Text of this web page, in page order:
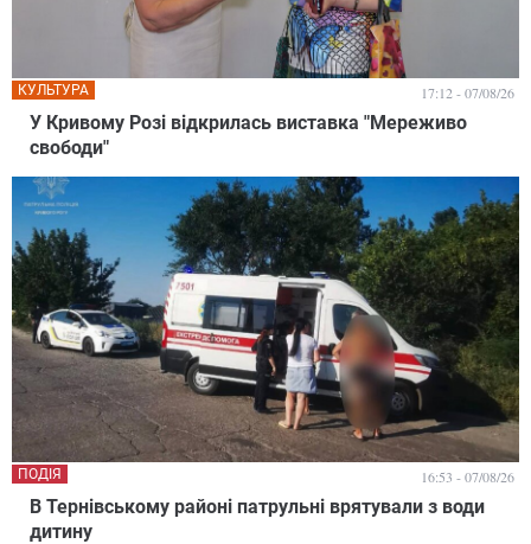
У Кривому Розі відкрилась виставка "Мереживо
свободи"
КУЛЬТУРА 17:12 - 07/08/26
В Тернівському районі патрульні врятували з води
дитину
ПОДІЯ 16:53 - 07/08/26